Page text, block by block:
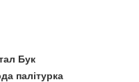
Бук
палітурка